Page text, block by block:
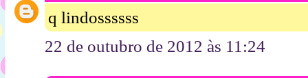
q lindossssss
22 de outubro de 2012 às 11:24